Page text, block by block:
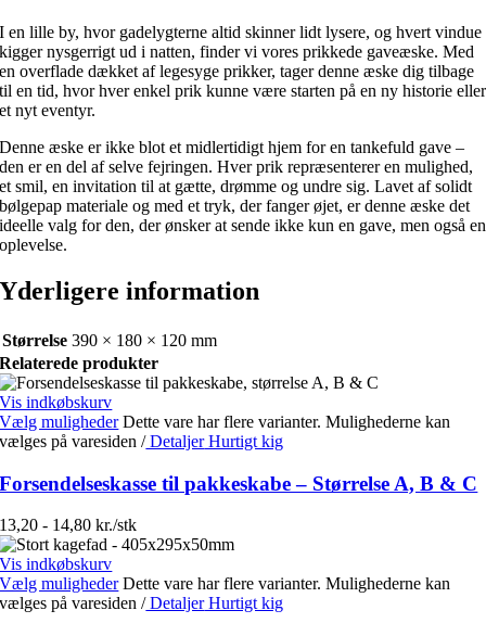
I en lille by, hvor gadelygterne altid skinner lidt lysere, og hvert vindue
kigger nysgerrigt ud i natten, finder vi vores prikkede gaveæske. Med
en overflade dækket af legesyge prikker, tager denne æske dig tilbage
til en tid, hvor hver enkel prik kunne være starten på en ny historie eller
et nyt eventyr.
Denne æske er ikke blot et midlertidigt hjem for en tankefuld gave –
den er en del af selve fejringen. Hver prik repræsenterer en mulighed,
et smil, en invitation til at gætte, drømme og undre sig. Lavet af solidt
bølgepap materiale og med et tryk, der fanger øjet, er denne æske det
ideelle valg for den, der ønsker at sende ikke kun en gave, men også en
oplevelse.
Yderligere information
Størrelse 390 × 180 × 120 mm
Relaterede produkter
Vis indkøbskurv
Vælg muligheder Dette vare har flere varianter. Mulighederne kan
vælges på varesiden/DetaljerHurtigt kig
Forsendelseskasse til pakkeskabe – Størrelse A, B & C
13,20 - 14,80 kr./stk
Vis indkøbskurv
Vælg muligheder Dette vare har flere varianter. Mulighederne kan
vælges på varesiden/DetaljerHurtigt kig